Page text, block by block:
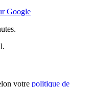
Google
votre politique de